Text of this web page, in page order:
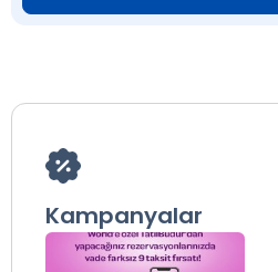
Kampanyalar